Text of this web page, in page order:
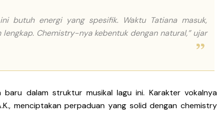
butuh energi yang spesifik. Waktu Tatiana masuk,
Chemistry-nya kebentuk dengan natural,” ujar
baru dalam struktur musikal lagu ini. Karakter vokalnya
menciptakan perpaduan yang solid dengan chemistry